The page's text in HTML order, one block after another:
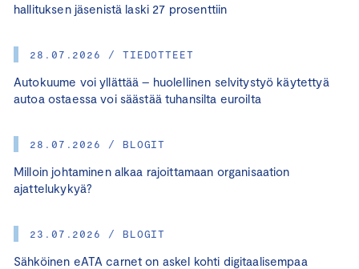
hallituksen jäsenistä laski 27 prosenttiin
28.07.2026 / TIEDOTTEET
Autokuume voi yllättää – huolellinen selvitystyö käytettyä
autoa ostaessa voi säästää tuhansilta euroilta
28.07.2026 / BLOGIT
Milloin johtaminen alkaa rajoittamaan organisaation
ajattelukykyä?
23.07.2026 / BLOGIT
Sähköinen eATA carnet on askel kohti digitaalisempaa